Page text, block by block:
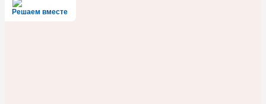
Решаем вместе